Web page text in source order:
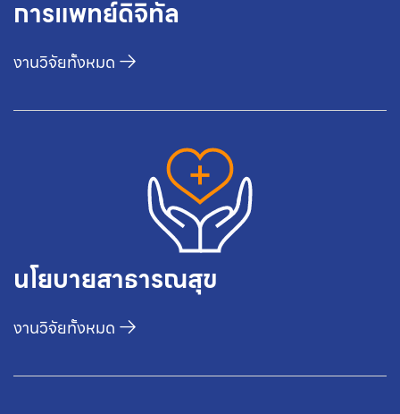
การแพทย์ดิจิทัล
งานวิจัยทั้งหมด
นโยบายสาธารณสุข
งานวิจัยทั้งหมด